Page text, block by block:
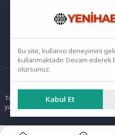
Yayınlanan haberler doğruluk
rağmen bazı içeriklerde
bilgiler bulunabilir.Yanlış veya
haberleri aşağıdaki iletişim
Ana
Tüm hakları saklıdır. Sitede yer alan
yayımlanamaz ve kullanılamaz.
Bu site, kullanıcı deneyimini
kullanmaktadır. Devam
olursunuz.
Kabul Et